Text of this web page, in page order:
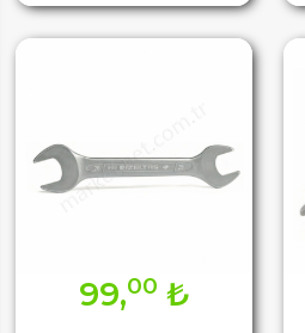
99,00 ₺